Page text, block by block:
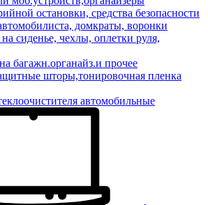
остановки, средства безопасности
домкраты, воронки
сиденье, чехлы, оплетки руля,
багажн.органайз.и прочее
шторы,тонировочная пленка
автомобильные